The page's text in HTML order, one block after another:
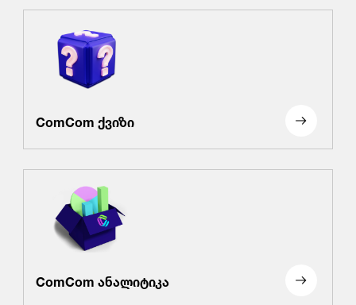
ComCom ქვიზი
ComCom ანალიტიკა